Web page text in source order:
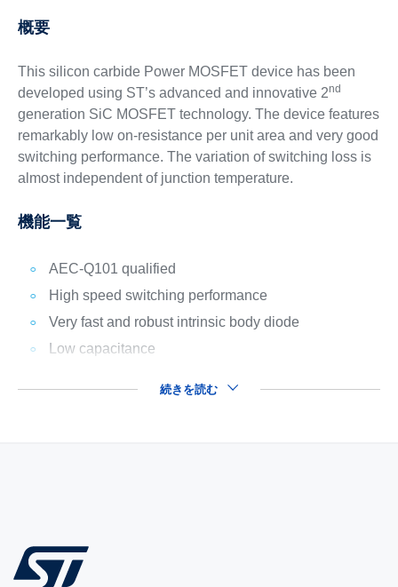
概要
This silicon carbide Power MOSFET device has been
developed using ST’s advanced and innovative 2nd
generation SiC MOSFET technology. The device features
remarkably low on-resistance per unit area and very good
switching performance. The variation of switching loss is
almost independent of junction temperature.
機能一覧
AEC-Q101 qualified
High speed switching performance
Very fast and robust intrinsic body diode
Low capacitance
続きを読む